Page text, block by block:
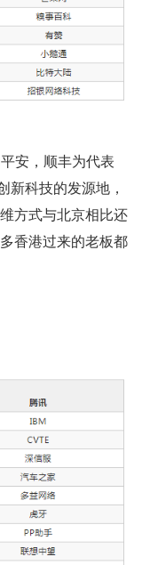
安，顺丰为代表
新科技的发源地，
方式与北京相比还
香港过来的老板都